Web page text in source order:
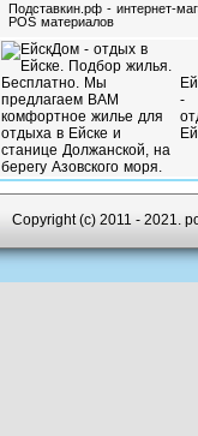
Подставкин.рф - интернет-
POS материалов
-
Copyright (c) 2011 - 2021.